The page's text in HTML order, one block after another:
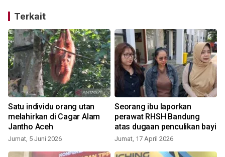
Terkait
Satu individu orang utan
melahirkan di Cagar Alam
Jantho Aceh
Jumat, 5 Juni 2026
Seorang ibu laporkan
perawat RHSH Bandung
atas dugaan penculikan bayi
Jumat, 17 April 2026